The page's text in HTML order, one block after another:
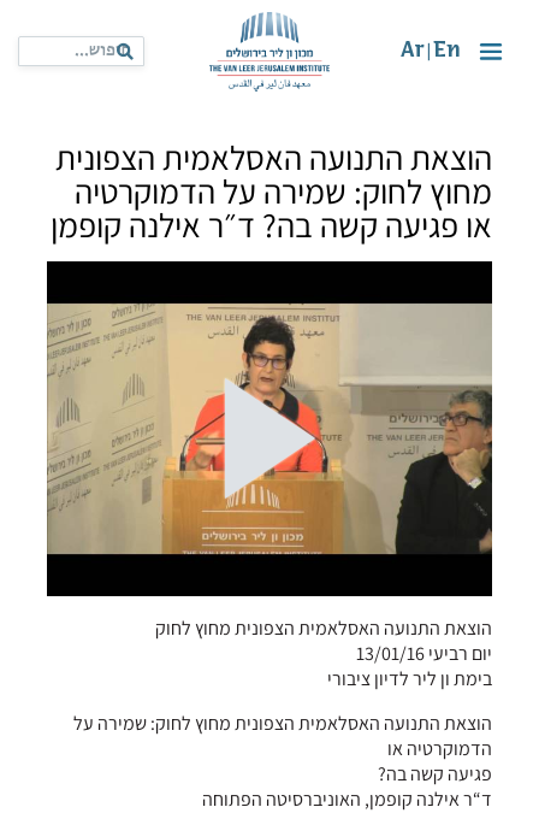
En
Ar
הוצאת התנועה האסלאמית הצפונית
מחוץ לחוק: שמירה על הדמוקרטיה
או פגיעה קשה בה? ד״ר אילנה קופמן
הוצאת התנועה האסלאמית הצפונית מחוץ לחוק
יום רביעי 13/01/16
בימת ון ליר לדיון ציבורי
הוצאת התנועה האסלאמית הצפונית מחוץ לחוק: שמירה על
הדמוקרטיה או
פגיעה קשה בה?
ד“ר אילנה קופמן, האוניברסיטה הפתוחה